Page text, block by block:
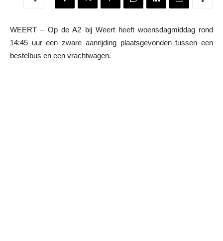
WEERT – Op de A2 bij Weert heeft woensdagmiddag rond
14:45 uur een zware aanrijding plaatsgevonden tussen een
bestelbus en een vrachtwagen.